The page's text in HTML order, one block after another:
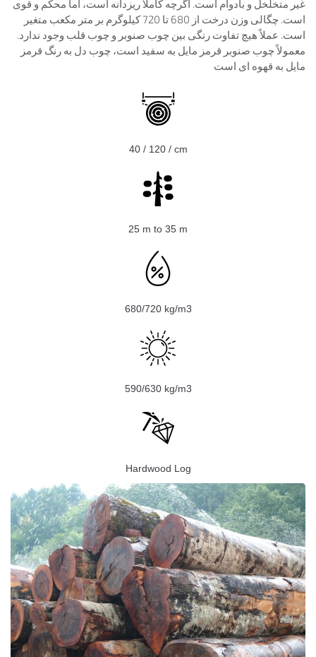
غیر متخلخل و بادوام است. اگرچه کاملاً ریزدانه است، اما محکم و قوی
است. چگالی وزن درخت از 680 تا 720 کیلوگرم بر متر مکعب متغیر
است. عملاً هیچ تفاوت رنگی بین چوب صنوبر و چوب قلب وجود ندارد.
معمولاً چوب صنوبر قرمز مایل به سفید است، چوب دل به رنگ قرمز
مایل به قهوه ای است
40 / 120 / cm
25 m to 35 m
680/720 kg/m3
590/630 kg/m3
Hardwood Log